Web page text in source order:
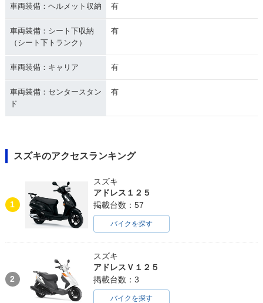
車両装備：ヘルメット収納 有
車両装備：シート下収納
（シート下トランク）
有
車両装備：キャリア 有
車両装備：センタースタン
ド
有
スズキのアクセスランキング
1
スズキ
アドレス１２５
掲載台数：57
バイクを探す
2
スズキ
アドレスＶ１２５
掲載台数：3
バイクを探す